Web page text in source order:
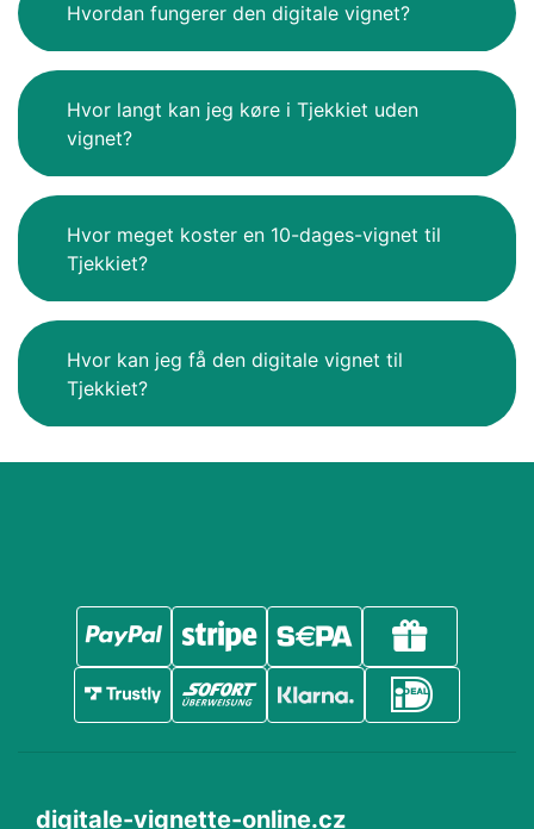
Hvordan fungerer den digitale vignet?
Hvor langt kan jeg køre i Tjekkiet uden
vignet?
Hvor meget koster en 10-dages-vignet til
Tjekkiet?
Hvor kan jeg få den digitale vignet til
Tjekkiet?
digitale-vignette-online.cz